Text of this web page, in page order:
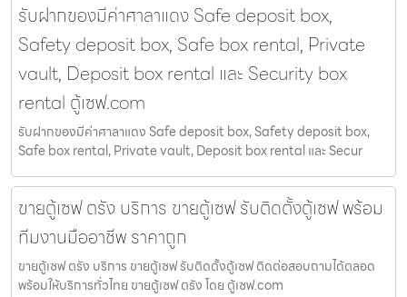
รับฝากของมีค่าศาลาแดง Safe deposit box,
Safety deposit box, Safe box rental, Private
vault, Deposit box rental และ Security box
rental ตู้เซฟ.com
รับฝากของมีค่าศาลาแดง Safe deposit box, Safety deposit box,
Safe box rental, Private vault, Deposit box rental และ Secur
ขายตู้เซฟ ตรัง บริการ ขายตู้เซฟ รับติดตั้งตู้เซฟ พร้อม
ทีมงานมืออาชีพ ราคาถูก
ขายตู้เซฟ ตรัง บริการ ขายตู้เซฟ รับติดตั้งตู้เซฟ ติดต่อสอบถามได้ตลอด
พร้อมให้บริการทั่วไทย ขายตู้เซฟ ตรัง โดย ตู้เซฟ.com